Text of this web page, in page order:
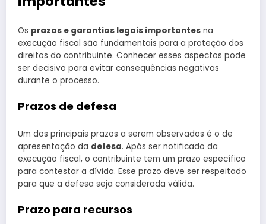
Os prazos e garantias legais importantes na
execução fiscal são fundamentais para a proteção dos
direitos do contribuinte. Conhecer esses aspectos pode
ser decisivo para evitar consequências negativas
durante o processo.
Prazos de defesa
Um dos principais prazos a serem observados é o de
apresentação da defesa. Após ser notificado da
execução fiscal, o contribuinte tem um prazo específico
para contestar a dívida. Esse prazo deve ser respeitado
para que a defesa seja considerada válida.
Prazo para recursos